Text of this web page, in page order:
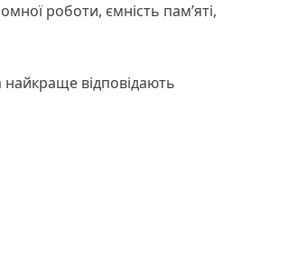
роботи, ємність пам’яті,
відповідають